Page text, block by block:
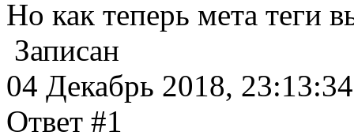
Но как теперь мета теги
Записан
04 Декабрь 2018, 23:13:34
Ответ #1